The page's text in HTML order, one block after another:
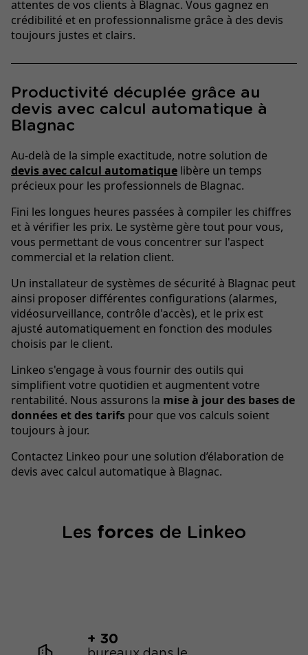
attentes de vos clients à Blagnac. Vous gagnez en
crédibilité et en professionnalisme grâce à des devis
toujours justes et clairs.
Productivité décuplée grâce au
devis avec calcul automatique à
Blagnac
Au-delà de la simple exactitude, notre solution de
devis avec calcul automatique libère un temps
précieux pour les professionnels de Blagnac.
Fini les longues heures passées à compiler les chiffres
et à vérifier les prix. Le système gère tout pour vous,
vous permettant de vous concentrer sur l'aspect
commercial et la relation client.
Un installateur de systèmes de sécurité à Blagnac peut
ainsi proposer différentes configurations (alarmes,
vidéosurveillance, contrôle d'accès), et le prix est
ajusté automatiquement en fonction des modules
choisis par le client.
Linkeo s'engage à vous fournir des outils qui
simplifient votre quotidien et augmentent votre
rentabilité. Nous assurons la mise à jour des bases de
données et des tarifs pour que vos calculs soient
toujours à jour.
Contactez Linkeo pour une solution d’élaboration de
devis avec calcul automatique à Blagnac.
Les forces de Linkeo
+ 30